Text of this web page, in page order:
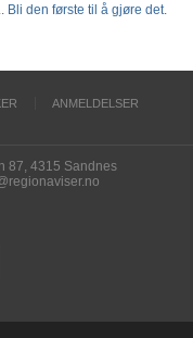
den første til å gjøre det.
ANMELDELSER
87, 4315 Sandnes